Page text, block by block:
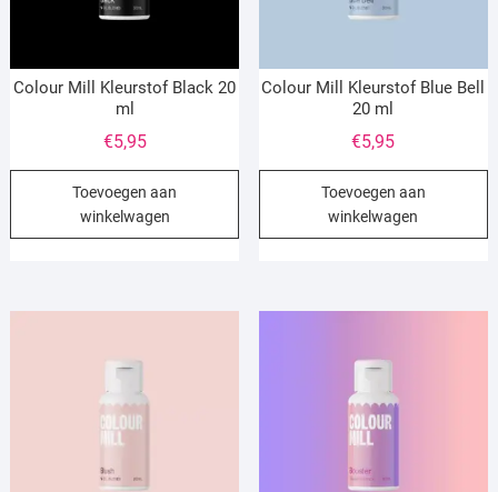
Colour Mill Kleurstof Black 20
ml
€5,95
Toevoegen aan
winkelwagen
Colour Mill Kleurstof Blue Bell
20 ml
€5,95
Toevoegen aan
winkelwagen